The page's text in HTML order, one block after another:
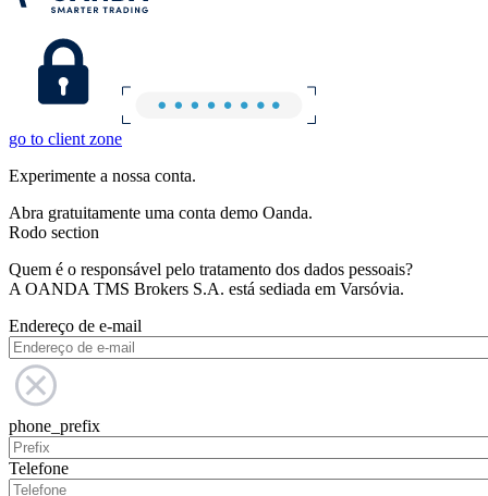
go to client zone
Experimente a nossa conta.
Abra gratuitamente uma conta demo Oanda.
Rodo section
Quem é o responsável pelo tratamento dos dados pessoais?
A OANDA TMS Brokers S.A. está sediada em Varsóvia.
Endereço de e-mail
phone_prefix
Telefone